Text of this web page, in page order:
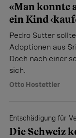
«Man konnte
ein Kind
Pedro Sutter
Adoptionen aus
Doch nach einer
sich.
Otto Hostettler
Entschädigung für
Die Schweiz